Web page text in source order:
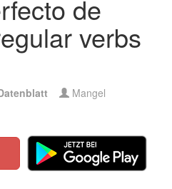
de
verbs
Mangel